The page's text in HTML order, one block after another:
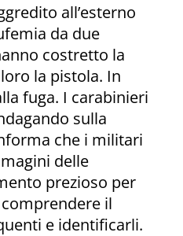
all’esterno
da due
costretto la
la pistola. In
fuga. I carabinieri
sulla
che i militari
delle
prezioso per
il
e identificarli.